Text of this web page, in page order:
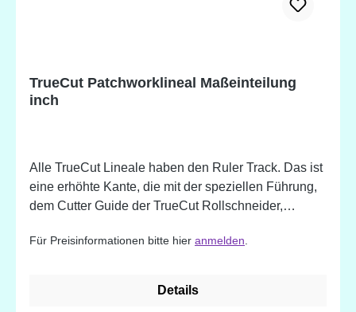
TrueCut Patchworklineal Maßeinteilung
inch
Alle TrueCut Lineale haben den Ruler Track. Das ist
eine erhöhte Kante, die mit der speziellen Führung,
dem Cutter Guide der TrueCut Rollschneider,
allem präzise Schnitte, da Lineal und Rollschneider
1/8 inch-Schritte (ca. 3,2 mm) Mit
Für Preisinformationen bitte hier anmelden
Details